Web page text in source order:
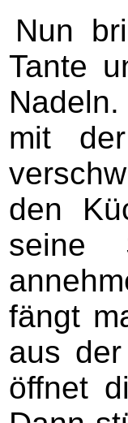
Nun
Tante
mit
den
seine
fängt
aus
öffnet